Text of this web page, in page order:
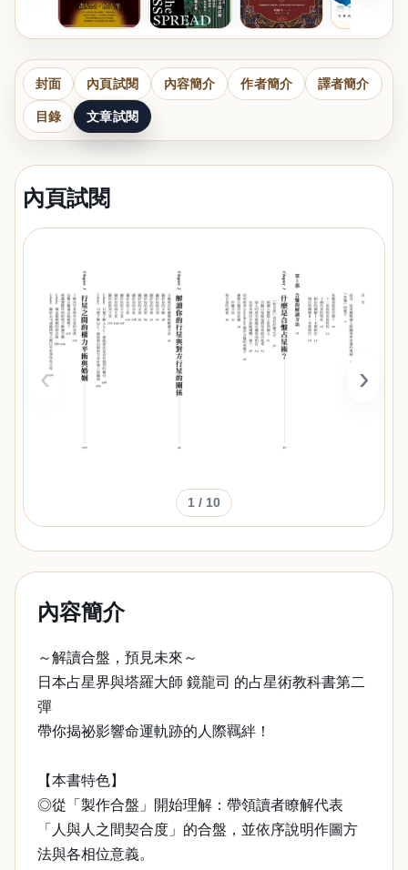
封面 內頁試閱 內容簡介 作者簡介 譯者簡介
目錄 文章試閱
內頁試閱
‹ ›
1 / 10
內容簡介
～解讀合盤，預見未來～
日本占星界與塔羅大師 鏡龍司 的占星術教科書第二
彈
帶你揭祕影響命運軌跡的人際羈絆！
【本書特色】
◎從「製作合盤」開始理解：帶領讀者瞭解代表
「人與人之間契合度」的合盤，並依序說明作圖方
法與各相位意義。